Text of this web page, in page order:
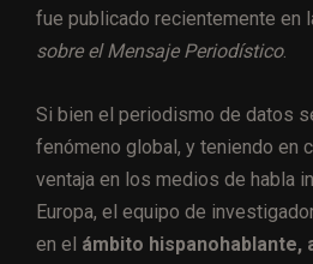
fue publicado recientemente en
sobre el Mensaje Periodístico.
Si bien el periodismo de datos
fenómeno global, y teniendo en
ventaja en los medios de habla
Europa, el equipo de
en el ámbito hispanohablante,